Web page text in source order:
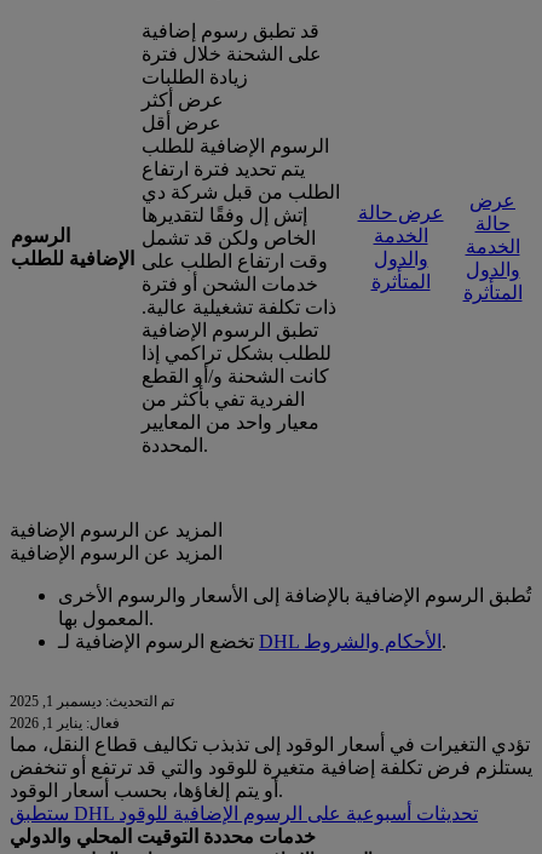
الرسوم
الإضافية للطلب
قد تطبق رسوم إضافية
على الشحنة خلال فترة
زيادة الطلبات
عرض أكثر
عرض أقل
الرسوم الإضافية للطلب
يتم تحديد فترة ارتفاع
الطلب من قبل شركة دي
إتش إل وفقًا لتقديرها
الخاص ولكن قد تشمل
وقت ارتفاع الطلب على
خدمات الشحن أو فترة
ذات تكلفة تشغيلية عالية.
تطبق الرسوم الإضافية
للطلب بشكل تراكمي إذا
كانت الشحنة و/أو القطع
الفردية تفي بأكثر من
معيار واحد من المعايير
المحددة.
عرض حالة
الخدمة
والدول
المتأثرة
عرض
حالة
الخدمة
والدول
المتأثرة
المزيد عن الرسوم الإضافية
المزيد عن الرسوم الإضافية
تُطبق الرسوم الإضافية بالإضافة إلى الأسعار والرسوم الأخرى
المعمول بها.
DHL الأحكام والشروط .
تم التحديث: ديسمبر 1, 2025
فعال: يناير 1, 2026
تؤدي التغيرات في أسعار الوقود إلى تذبذب تكاليف قطاع النقل، مما
يستلزم فرض تكلفة إضافية متغيرة للوقود والتي قد ترتفع أو تنخفض
أو يتم إلغاؤها، بحسب أسعار الوقود.
ستطبق DHL تحديثات أسبوعية على الرسوم الإضافية للوقود
خدمات محددة التوقيت المحلي والدولي